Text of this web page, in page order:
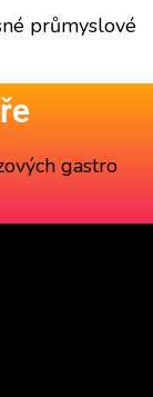
průmyslové
gastro